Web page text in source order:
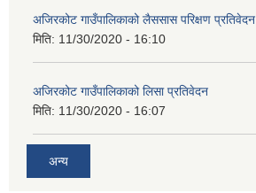
अजिरकोट गाउँपालिकाको लैससास परिक्षण प्रतिवेदन
मिति: 11/30/2020 - 16:10
अजिरकोट गाउँपालिकाको लिसा प्रतिवेदन
मिति: 11/30/2020 - 16:07
अन्य